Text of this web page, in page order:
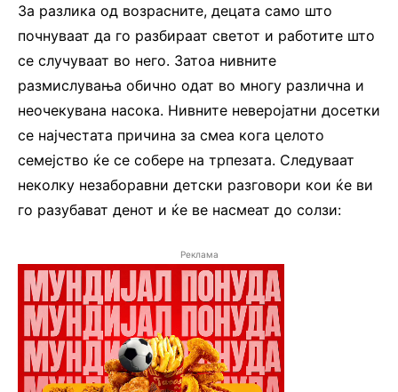
За разлика од возрасните, децата само што
почнуваат да го разбираат светот и работите што
се случуваат во него. Затоа нивните
размислувања обично одат во многу различна и
неочекувана насока. Нивните неверојатни досетки
се најчестата причина за смеа кога целото
семејство ќе се собере на трпезата. Следуваат
неколку незаборавни детски разговори кои ќе ви
го разубават денот и ќе ве насмеат до солзи:
Реклама